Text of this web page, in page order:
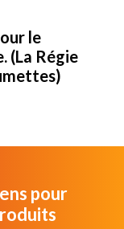
le
(La Régie
pour